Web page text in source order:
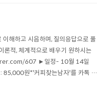
해하고 시음하며, 질의응답으로 풀
론적, 체계적으로 배우기 원하시는
607 ►일정- 10월 14일
원*'커피찾는남자'를 카톡 옐
석인원 (예, 홍길동 / 8일 / 1명) -계